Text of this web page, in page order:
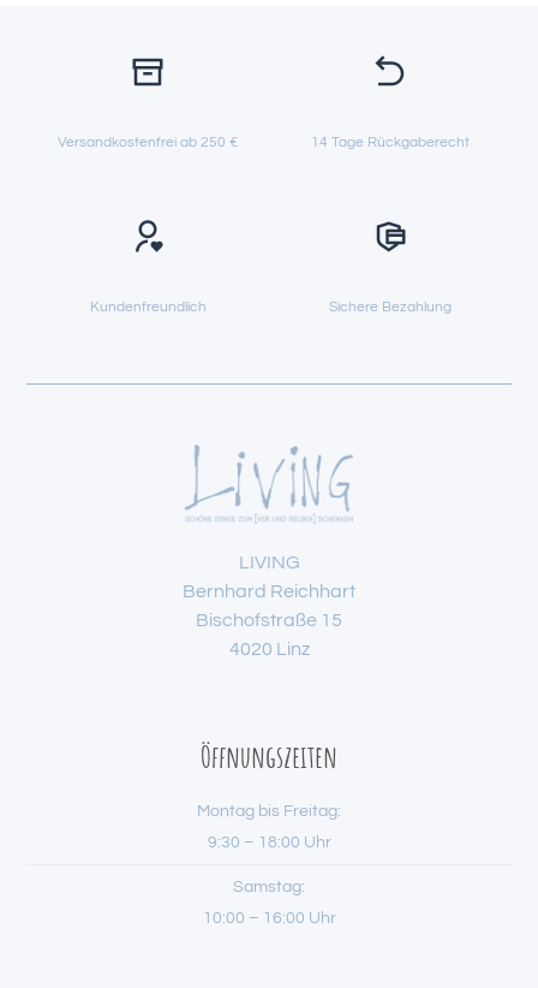
Versandkostenfrei ab 250 € 14 Tage Rückgaberecht
Kundenfreundlich Sichere Bezahlung
LIVING
Bernhard Reichhart
Bischofstraße 15
4020 Linz
Öffnungszeiten
Montag bis Freitag:
9:30 – 18:00 Uhr
Samstag:
10:00 – 16:00 Uhr